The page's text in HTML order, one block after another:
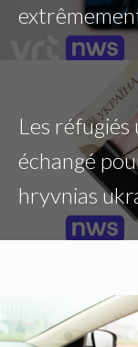
Les
échangé
hryvnias